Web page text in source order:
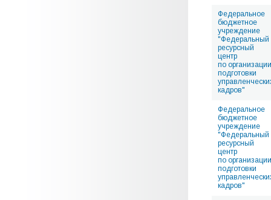
Федеральное
бюджетное
учреждение
"Федеральный
ресурсный
центр
по организации
подготовки
кадров"
Федеральное
бюджетное
учреждение
"Федеральный
ресурсный
центр
по организации
подготовки
кадров"